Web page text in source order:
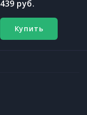
439 руб.
Купить